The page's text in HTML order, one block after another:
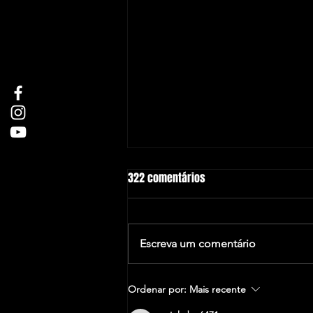
322 comentários
Escreva um comentário
Ordenar por: Mais recente